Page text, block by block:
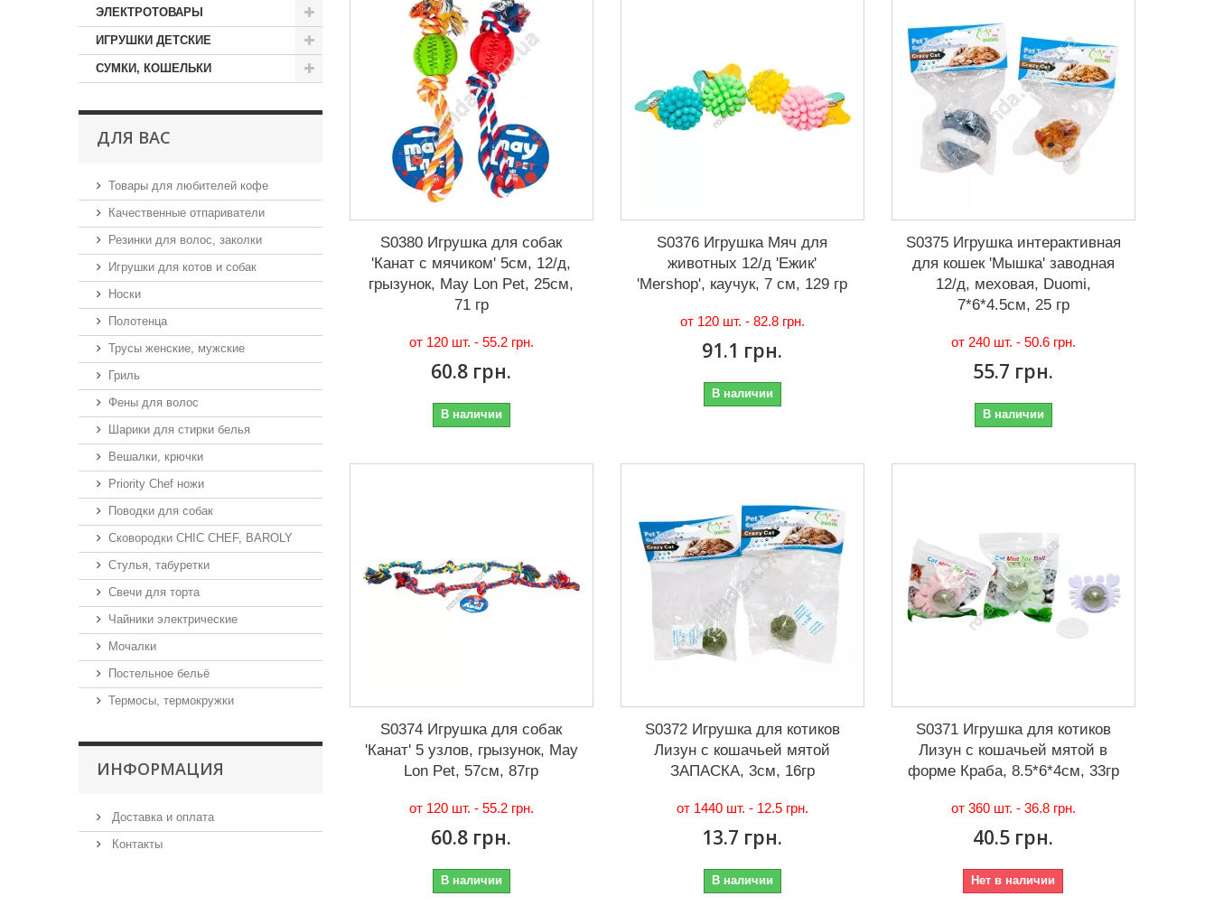
ЭЛЕКТРОТОВАРЫ
ИГРУШКИ ДЕТСКИЕ
СУМКИ, КОШЕЛЬКИ
ДЛЯ ВАС
Товары для любителей кофе
Качественные отпариватели
Резинки для волос, заколки
Игрушки для котов и собак
Носки
Полотенца
Трусы женские, мужские
Гриль
Фены для волос
Шарики для стирки белья
Вешалки, крючки
Priority Chef ножи
Поводки для собак
Сковородки CHIC CHEF, BAROLY
Стулья, табуретки
Свечи для торта
Чайники электрические
Мочалки
Постельное бельё
Термосы, термокружки
ИНФОРМАЦИЯ
Доставка и оплата
Контакты
S0380 Игрушка для собак
'Канат с мячиком' 5см, 12/д,
грызунок, May Lon Pet, 25см,
71 гр
от 120 шт. - 55.2 грн.
60.8 грн.
В наличии
S0376 Игрушка Мяч для
животных 12/д 'Ежик'
'Mershop', каучук, 7 см, 129 гр
от 120 шт. - 82.8 грн.
91.1 грн.
В наличии
S0375 Игрушка интерактивная
для кошек 'Мышка' заводная
12/д, меховая, Duomi,
7*6*4.5см, 25 гр
от 240 шт. - 50.6 грн.
55.7 грн.
В наличии
S0374 Игрушка для собак
'Канат' 5 узлов, грызунок, May
Lon Pet, 57см, 87гр
от 120 шт. - 55.2 грн.
60.8 грн.
В наличии
S0372 Игрушка для котиков
Лизун с кошачьей мятой
ЗАПАСКА, 3см, 16гр
от 1440 шт. - 12.5 грн.
13.7 грн.
В наличии
S0371 Игрушка для котиков
Лизун с кошачьей мятой в
форме Краба, 8.5*6*4см, 33гр
от 360 шт. - 36.8 грн.
40.5 грн.
Нет в наличии